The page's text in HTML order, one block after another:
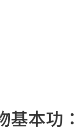
基本功